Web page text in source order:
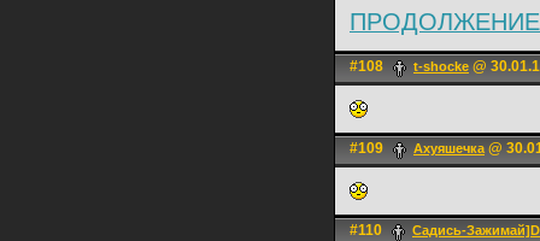
#108 t-shocke @
#109 Ахуяшечка@
#110 Садись-